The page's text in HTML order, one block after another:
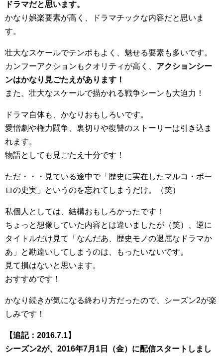
ドラマだと思います。
かなり娯楽要素が高く、ドラマチックな内容だと思いま
す。
壮大なスケールでテンポもよく、魅せる要素も多いです。
カンフーアクションもクオリティが高く、 アクションシー
ンはかなり見ごたえがあります！
また、壮大なスケールで描かれる戦争シーンも大迫力！
ドラマ自体も、かなりおもしろいです。
愛憎劇や権力闘争、裏切りや復讐のストーリーは引き込ま
れます。
物語としても見ごたえ十分です！
ただ・・・見ている途中で「歴史に実在したマルコ・ポー
ロの史実」というのを忘れてしまうだけ。（笑）
私個人としては、結構おもしろかったです！
ちょっと想像していた内容とは違いましたが（笑）、逆に
タイトルだけ見て「なんだあ、歴史モノの退屈なドラマか
あ」と勘違いしてしまうのは、もったいないです。
見て損はないと思います。
おすすめです！
かなり続きが気になる終わり方だったので、シーズン2が楽
しみです！
【追記：2016.7.1】
シーズン2が、2016年7月1日（金）に配信スタートしまし